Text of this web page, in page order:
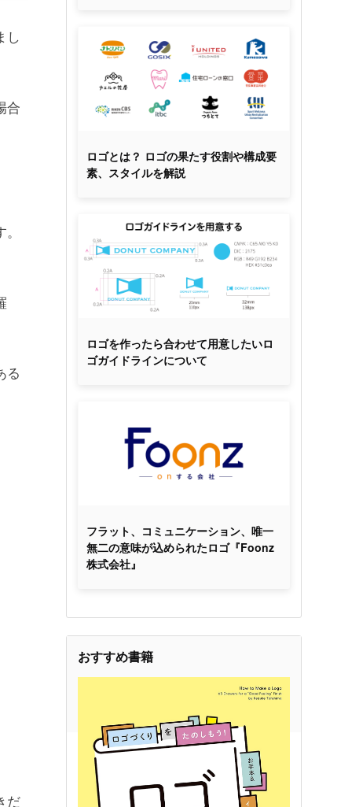
し
合
る
だ
ロゴとは？ ロゴの果たす役割や構成要
素、スタイルを解説
ロゴを作ったら合わせて用意したいロ
ゴガイドラインについて
フラット、コミュニケーション、唯一
無二の意味が込められたロゴ『Foonz
株式会社』
おすすめ書籍